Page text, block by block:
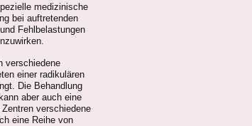
medizinische
bei auftretenden
Fehlbelastungen
verschiedene
einer radikulären
Die Behandlung
aber auch eine
verschiedene
eine Reihe von